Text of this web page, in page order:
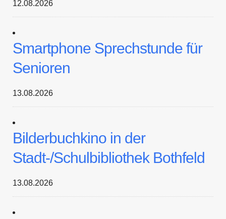
12.08.2026
Smartphone Sprechstunde für
Senioren
13.08.2026
Bilderbuchkino in der
Stadt-/Schulbibliothek Bothfeld
13.08.2026